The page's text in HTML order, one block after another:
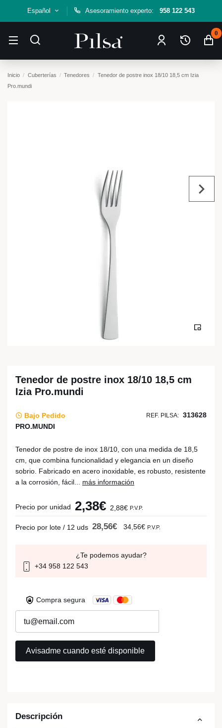
Español Asesoramiento experto: 958 122 543
0
Inicio Cuberterías Tenedores
Tenedor de postre inox 18/10 18,5 cm Izia
Pro.mundi
Descripción
Tenedor de postre inox 18/10 18,5 cm
Izia Pro.mundi
Bajo Pedido REF. PILSA: 313628
PRO.MUNDI
Tenedor de postre de inox 18/10, con una medida de 18,5
cm, que combina funcionalidad y elegancia en un diseño
sobrio. Fabricado en acero inoxidable, es robusto, resistente
a la corrosión, fácil... más información
Precio por unidad 2,38€ 2,88€ P.V.P.
Precio por lote / 12 uds 28,56€ 34,56€ P.V.P.
¿Te podemos ayudar?
+34 958 122 543
Compra segura